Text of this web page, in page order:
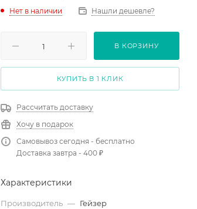
Нет в наличии Нашли дешевле?
В КОРЗИНУ
КУПИТЬ В 1 КЛИК
Рассчитать доставку
Хочу в подарок
Самовывоз сегодня - бесплатно
Доставка завтра - 400 ₽
Характеристики
Производитель — Гейзер